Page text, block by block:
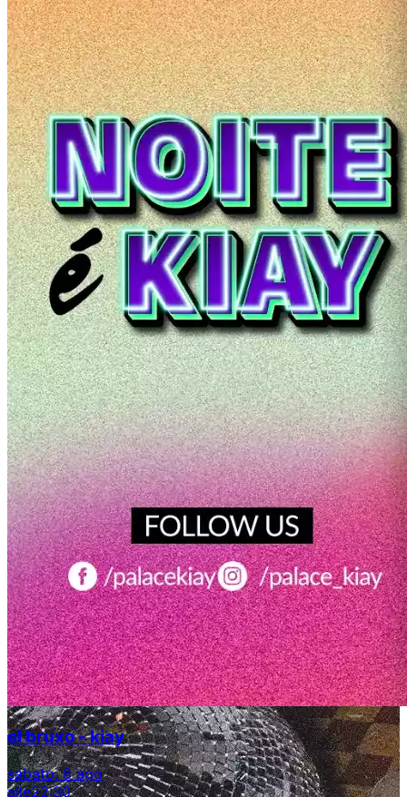
el bruxo - kiay
sabato, 8 ago
alle22:30